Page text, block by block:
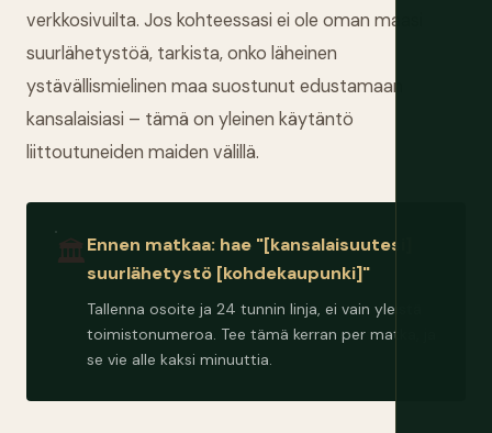
verkkosivuilta. Jos kohteessasi ei ole oman maasi
suurlähetystöä, tarkista, onko läheinen
ystävällismielinen maa suostunut edustamaan
kansalaisiasi – tämä on yleinen käytäntö
liittoutuneiden maiden välillä.
🏛️Ennen matkaa: hae "[kansalaisuutesi]
suurlähetystö [kohdekaupunki]"
Tallenna osoite ja 24 tunnin linja, ei vain yleistä
toimistonumeroa. Tee tämä kerran per matka, ja
se vie alle kaksi minuuttia.